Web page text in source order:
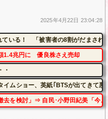
2025年4月22日 23:04:28
ている！ 「被害者の8割がだまされ
1.4兆円に 優良株さえ売却
・
イムショー、英紙｢BTSが出てきて悪
去を検討」⇒ 自民･小野田紀美「今